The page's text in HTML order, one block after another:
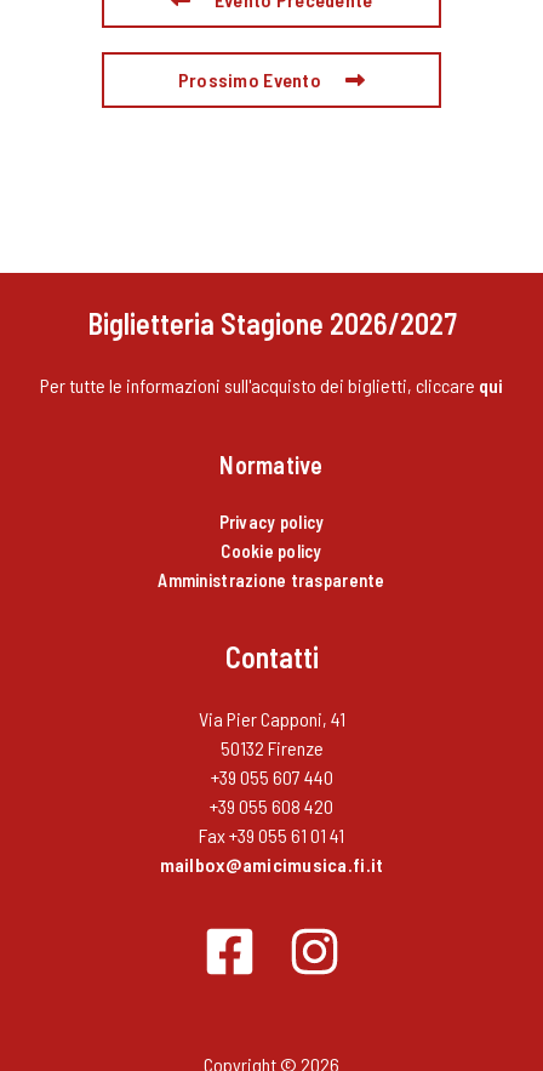
Prossimo Evento
Biglietteria Stagione 2026/2027
Per tutte le informazioni sull'acquisto dei biglietti, cliccare qui
Normative
Privacy policy
Cookie policy
Amministrazione trasparente
Contatti
Via Pier Capponi, 41
50132 Firenze
+39 055 607 440
+39 055 608 420
Fax +39 055 61 01 41
mailbox@amicimusica.fi.it
Copyright © 2026